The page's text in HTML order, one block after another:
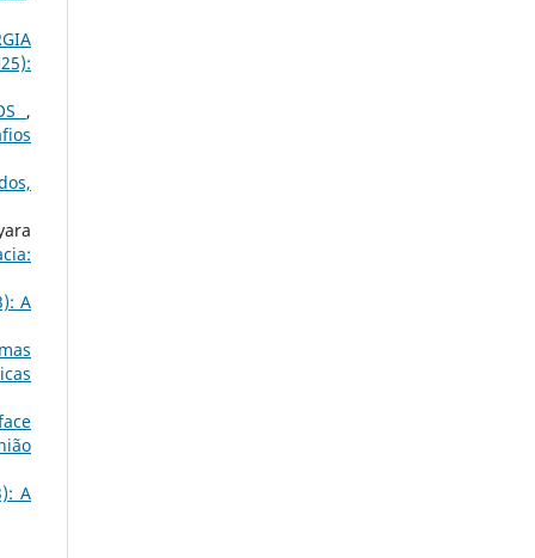
,
A
A